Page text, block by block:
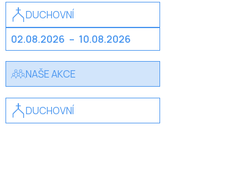
DUCHOVNÍ
02.08.2026 – 10.08.2026
NAŠE AKCE
DUCHOVNÍ